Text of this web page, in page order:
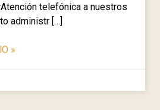
telefónica a nuestros
administr […]
»